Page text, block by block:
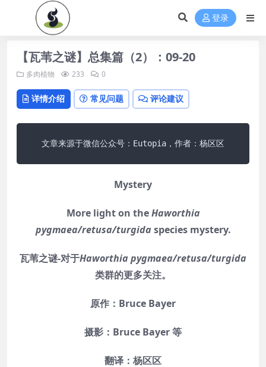
登录
【瓦苇之谜】总集篇（2）：09-20
多肉植物 233 0
详情介绍 常见问题 评论建议
文章来源于微信公众号：Eutopia，作者：杨区区
Mystery
More light on theHaworthia
pygmaea/retusa/turgida species mystery.
瓦苇之谜-对于Haworthia pygmaea/retusa/turgida
类群的更多关注。
原作：Bruce Bayer
摄影：Bruce Bayer 等
翻译：杨区区